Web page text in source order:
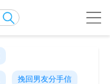
挽回男友分手信